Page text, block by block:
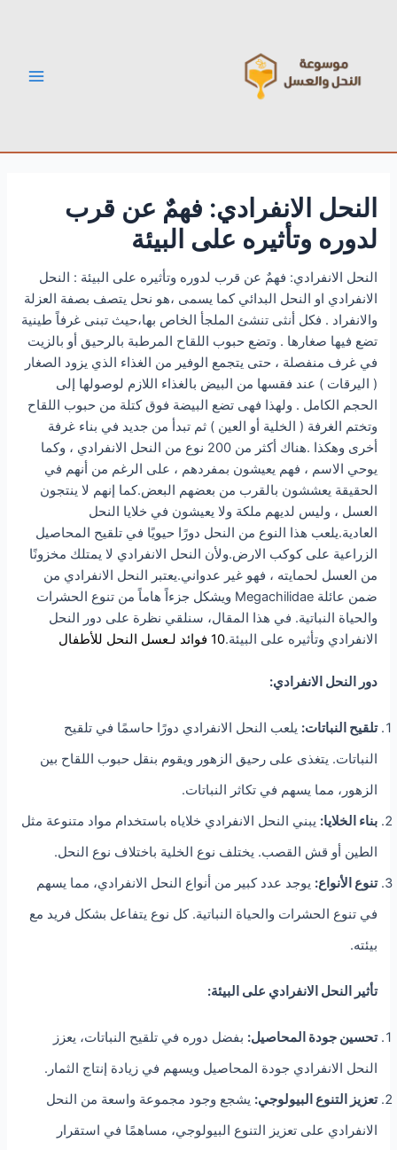
النحل الانفرادي: فهمٌ عن قرب
لدوره وتأثيره على البيئة
النحل الانفرادي: فهمٌ عن قرب لدوره وتأثيره على البيئة : النحل
الانفرادي او النحل البدائي كما يسمى ،هو نحل يتصف بصفة العزلة
والانفراد . فكل أنثى تنشئ الملجأ الخاص بها،حيث تبنى غرفاً طينية
تضع فيها صغارها . وتضع حبوب اللقاح المرطبة بالرحيق أو بالزيت
في غرف منفصلة ، حتى يتجمع الوفير من الغذاء الذي يزود الصغار
( اليرقات ) عند فقسها من البيض بالغذاء اللازم لوصولها إلى
الحجم الكامل . ولهذا فهى تضع البيضة فوق كتلة من حبوب اللقاح
وتختم الغرفة ( الخلية أو العين ) ثم تبدأ من جديد في بناء غرفة
أخرى وهكذا .هناك أكثر من 200 نوع من النحل الانفرادي ، وكما
يوحي الاسم ، فهم يعيشون بمفردهم ، على الرغم من أنهم في
الحقيقة يعششون بالقرب من بعضهم البعض.كما إنهم لا ينتجون
العسل ، وليس لديهم ملكة ولا يعيشون في خلايا النحل
العادية.يلعب هذا النوع من النحل دورًا حيويًا في تلقيح المحاصيل
الزراعية على كوكب الارض.ولأن النحل الانفرادي لا يمتلك مخزونًا
من العسل لحمايته ، فهو غير عدواني.يعتبر النحل الانفرادي من
ضمن عائلة Megachilidae ويشكل جزءاً هاماً من تنوع الحشرات
والحياة النباتية. في هذا المقال، سنلقي نظرة على دور النحل
الانفرادي وتأثيره على البيئة.10 فوائد لـعسل النحل للأطفال
دور النحل الانفرادي:
تلقيح النباتات: يلعب النحل الانفرادي دورًا حاسمًا في تلقيح
النباتات. يتغذى على رحيق الزهور ويقوم بنقل حبوب اللقاح بين
الزهور، مما يسهم في تكاثر النباتات.
بناء الخلايا: يبني النحل الانفرادي خلاياه باستخدام مواد متنوعة مثل
الطين أو قش القصب. يختلف نوع الخلية باختلاف نوع النحل.
تنوع الأنواع: يوجد عدد كبير من أنواع النحل الانفرادي، مما يسهم
في تنوع الحشرات والحياة النباتية. كل نوع يتفاعل بشكل فريد مع
بيئته.
تأثير النحل الانفرادي على البيئة:
تحسين جودة المحاصيل: بفضل دوره في تلقيح النباتات، يعزز
النحل الانفرادي جودة المحاصيل ويسهم في زيادة إنتاج الثمار.
تعزيز التنوع البيولوجي: يشجع وجود مجموعة واسعة من النحل
الانفرادي على تعزيز التنوع البيولوجي، مساهمًا في استقرار